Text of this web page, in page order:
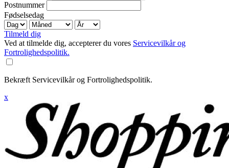
Postnummer
Fødselsedag
Tilmeld dig
Ved at tilmelde dig, accepterer du vores Servicevilkår og
Fortrolighedspolitik.
Bekræft Servicevilkår og Fortrolighedspolitik.
x